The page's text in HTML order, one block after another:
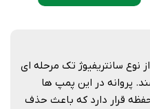
پمپ های فلویمک سری COMPASS از نوع سانتریفیوژ تک مرحله ای
پروانه در این پمپ ها
قرار دارد که باعث حذف